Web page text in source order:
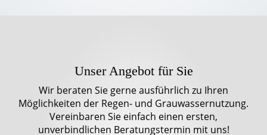
Unser Angebot für Sie
Wir beraten Sie gerne ausführlich zu Ihren
Möglichkeiten der Regen- und Grauwassernutzung.
Vereinbaren Sie einfach einen ersten,
unverbindlichen Beratungstermin mit uns!